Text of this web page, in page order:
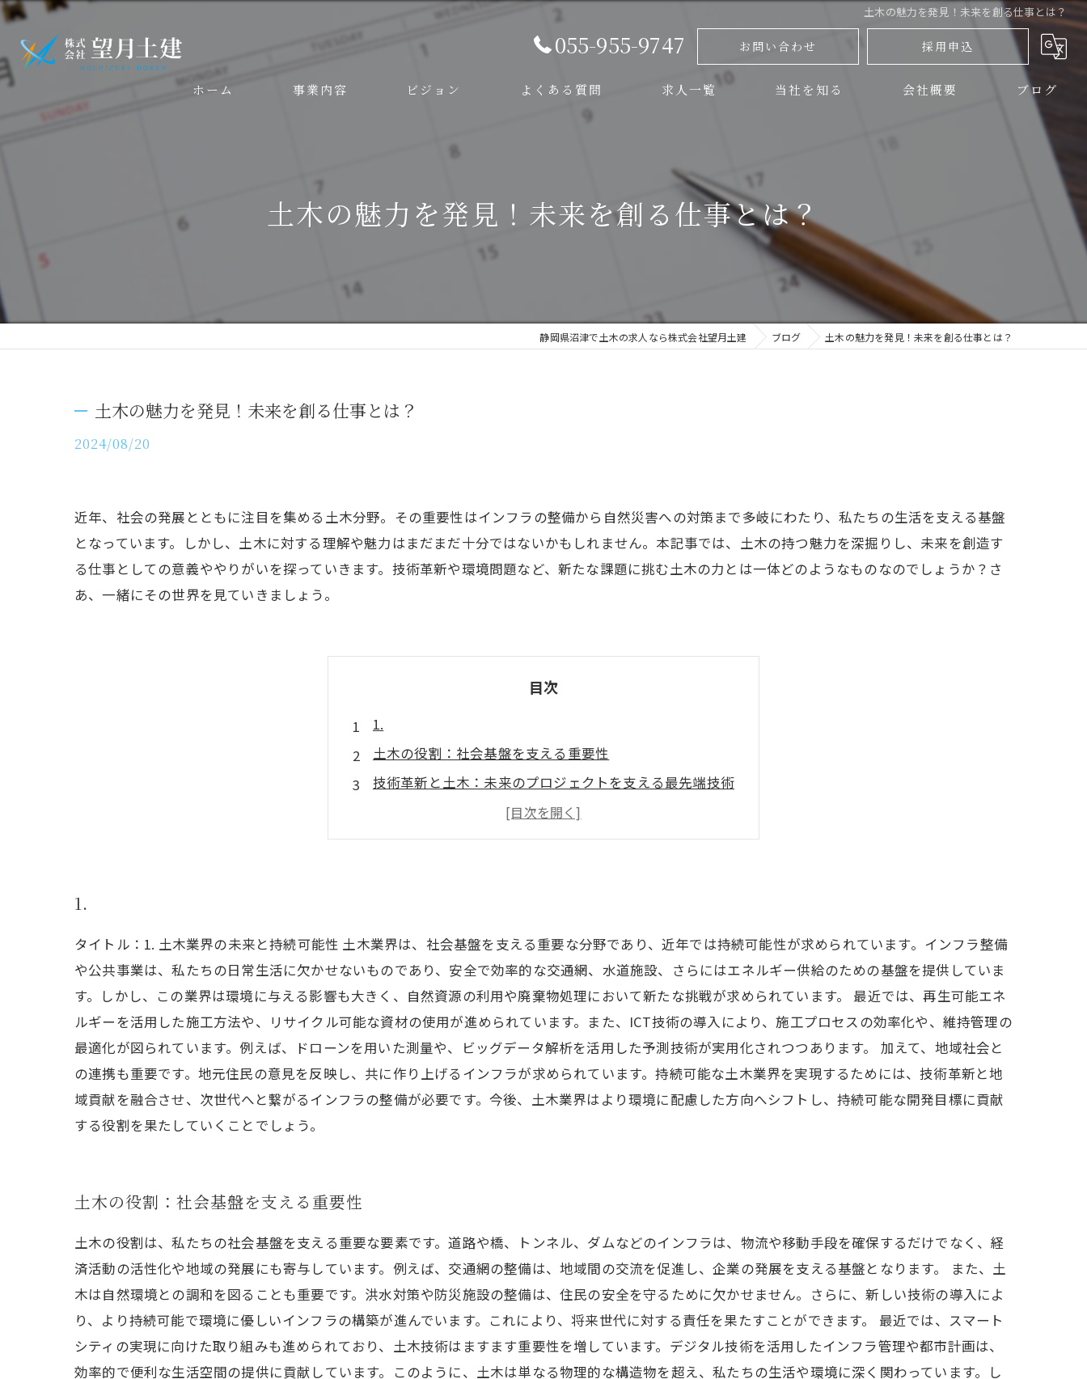
土木の魅力を発見！未来を創る仕事とは？
055-955-9747 お問い合わせ 採用申込
ホーム 事業内容 ビジョン よくある質問 求人一覧 当社を知る
伊豆の国市の土木
正社員
アルバイト
会社概要 ブログ
土木の魅力を発見！未来を創る仕事とは？
静岡県沼津で土木の求人なら株式会社望月土建 ブログ 土木の魅力を発見！未来を創る仕事とは？
土木の魅力を発見！未来を創る仕事とは？
2024/08/20
近年、社会の発展とともに注目を集める土木分野。その重要性はインフラの整備から自然災害への対策まで多岐にわたり、私たちの生活を支える基盤
となっています。しかし、土木に対する理解や魅力はまだまだ十分ではないかもしれません。本記事では、土木の持つ魅力を深掘りし、未来を創造す
る仕事としての意義ややりがいを探っていきます。技術革新や環境問題など、新たな課題に挑む土木の力とは一体どのようなものなのでしょうか？さ
あ、一緒にその世界を見ていきましょう。
目次
1.
土木の役割：社会基盤を支える重要性
技術革新と土木：未来のプロジェクトを支える最先端技術
環境への配慮：サステナブルな土木の実現
キャリアパス：土木業界での多様な職種と成長の可能性
1.
タイトル：1. 土木業界の未来と持続可能性 土木業界は、社会基盤を支える重要な分野であり、近年では持続可能性が求められています。インフラ整備
や公共事業は、私たちの日常生活に欠かせないものであり、安全で効率的な交通網、水道施設、さらにはエネルギー供給のための基盤を提供していま
す。しかし、この業界は環境に与える影響も大きく、自然資源の利用や廃棄物処理において新たな挑戦が求められています。 最近では、再生可能エネ
ルギーを活用した施工方法や、リサイクル可能な資材の使用が進められています。また、ICT技術の導入により、施工プロセスの効率化や、維持管理の
最適化が図られています。例えば、ドローンを用いた測量や、ビッグデータ解析を活用した予測技術が実用化されつつあります。 加えて、地域社会と
の連携も重要です。地元住民の意見を反映し、共に作り上げるインフラが求められています。持続可能な土木業界を実現するためには、技術革新と地
域貢献を融合させ、次世代へと繋がるインフラの整備が必要です。今後、土木業界はより環境に配慮した方向へシフトし、持続可能な開発目標に貢献
する役割を果たしていくことでしょう。
土木の役割：社会基盤を支える重要性
土木の役割は、私たちの社会基盤を支える重要な要素です。道路や橋、トンネル、ダムなどのインフラは、物流や移動手段を確保するだけでなく、経
済活動の活性化や地域の発展にも寄与しています。例えば、交通網の整備は、地域間の交流を促進し、企業の発展を支える基盤となります。 また、土
木は自然環境との調和を図ることも重要です。洪水対策や防災施設の整備は、住民の安全を守るために欠かせません。さらに、新しい技術の導入によ
り、より持続可能で環境に優しいインフラの構築が進んでいます。これにより、将来世代に対する責任を果たすことができます。 最近では、スマート
シティの実現に向けた取り組みも進められており、土木技術はますます重要性を増しています。デジタル技術を活用したインフラ管理や都市計画は、
効率的で便利な生活空間の提供に貢献しています。このように、土木は単なる物理的な構造物を超え、私たちの生活や環境に深く関わっています。し